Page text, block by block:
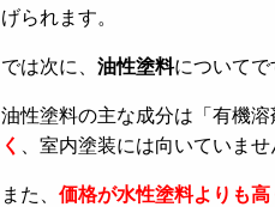
げられます。
では次に、 油性塗料についてで
油性塗料の主な成分は「有機
く
、室内塗装には向いていませ
また、 価格が水性塗料よりも高